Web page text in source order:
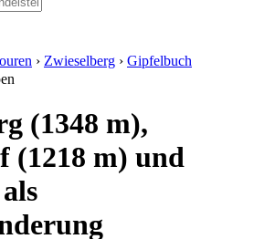
› Zwieselberg › Gipfelbuch
(1348 m),
(1218 m) und